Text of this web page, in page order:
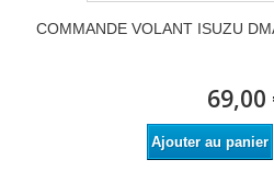
COMMANDE VOLANT ISUZU
69,00
Ajouter au panier